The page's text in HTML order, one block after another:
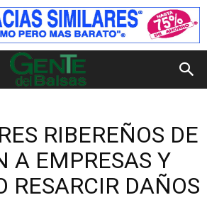
RIBEREÑOS DE
A EMPRESAS Y
RESARCIR DAÑOS